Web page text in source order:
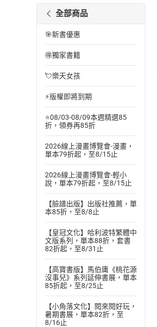
全部商品
🎯新書優惠
🉐獨家書籍
💘樂天女孩
⚡版權即將到期
⭐08/03-08/09本週精選85
折，領券再85折
2026線上漫畫博覽會-漫畫，
單本79折起，至8/15止
2026線上漫畫博覽會-輕小
說，單本79折起，至8/15止
【臉譜出版】出版社推薦，單
本85折，至8/8止
【皇冠文化】哈利波特繁體中
文版系列，單本88折，套書
82折起，至8/31止
【高寶書版】馬伯庸《桃花源
沒事兒》系列延伸書展，單本
85折起，至8/25止
【小角落文化】閱來閱好玩，
暑期書展，單本82折，至
8/16止